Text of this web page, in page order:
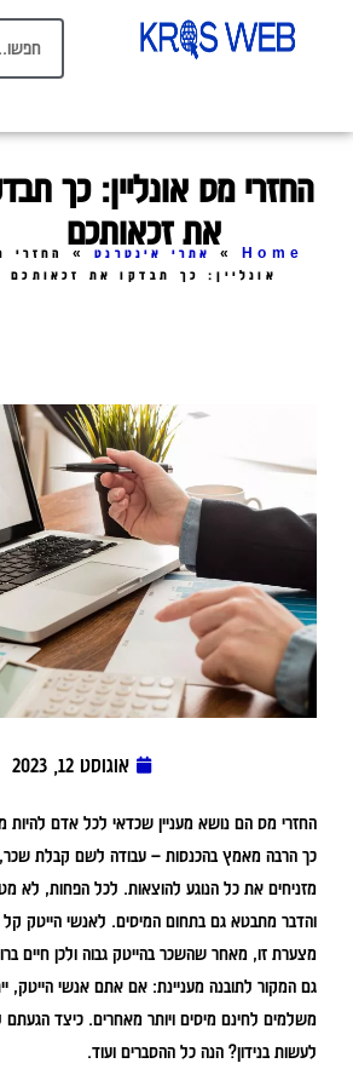
החזרי מס אונליין: כך
את זכאותכם
Home
» אתרי אינטרנט»
החזרי
אונליין: כך תבדקו את זכאותכם
אוגוסט 12, 2023
החזרי מס הם נושא מעניין שכדאי לכל אדם להיות
כך הרבה מאמץ בהכנסות – עבודה לשם קבלת
מזניחים את כל הנוגע להוצאות. לכל הפחות, לא
והדבר מתבטא גם בתחום המיסים. לאנשי הייטק קל
מצערת זו, מאחר שהשכר בהייטק גבוה ולכן חיים
גם המקור לתובנה מעניינת: אם אתם אנשי הייטק,
משלמים לחינם מיסים ויותר מאחרים. כיצד הגעתם
לעשות בנידון? הנה כל ההסברים ועוד.